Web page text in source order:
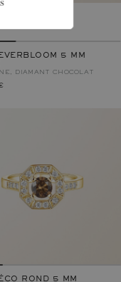
5 MM
DIAMANT CHOCOLAT
ROND 5 MM